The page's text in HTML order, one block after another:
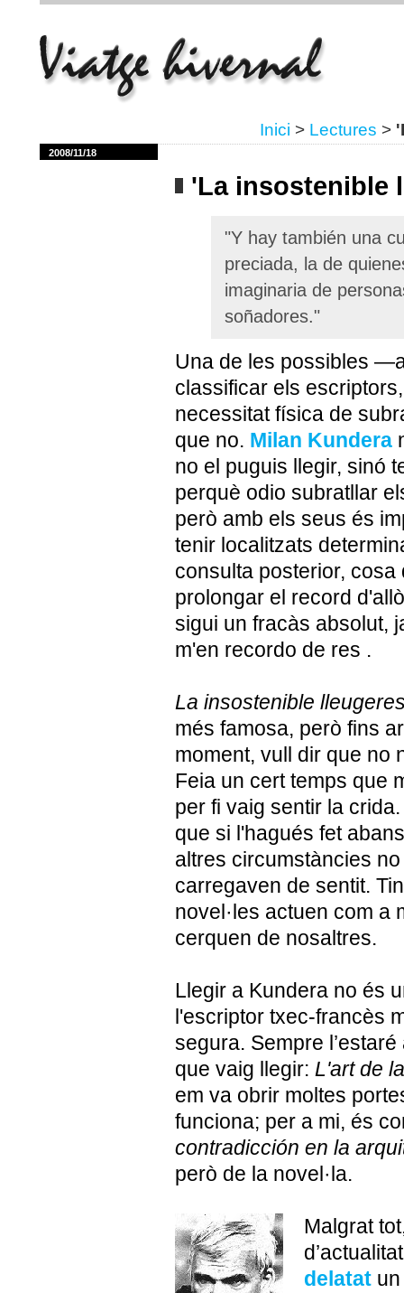
Inici > Lectures >
2008/11/18
'La insostenible
"Y hay también una
preciada, la de
imaginaria de
soñadores."
Una de les possibles
classificar els
necessitat física de
que no. Milan Kundera
no el puguis llegir, sinó
perquè odio subratllar
però amb els seus és
tenir localitzats
consulta posterior,
prolongar el record
sigui un fracàs absolut,
m'en recordo de res .
La insostenible
més famosa, però fins
moment, vull dir que no
Feia un cert temps que
per fi vaig sentir la
que si l'hagués fet
altres circumstàncies
carregaven de sentit.
novel·les actuen com a
cerquen de nosaltres.
Llegir a Kundera no és
l'escriptor txec-francès
segura. Sempre
que vaig llegir: L'art de
em va obrir moltes
funciona; per a mi, és
contradicción en la
però de la novel·la.
Malgrat
delatatun